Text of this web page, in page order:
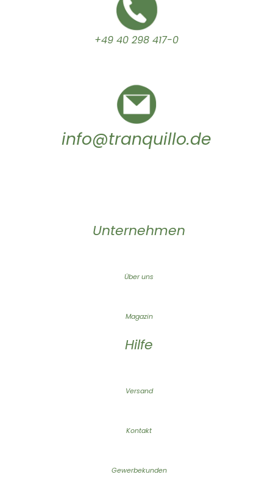
+49 40 298 417-0
info@tranquillo.de
Unternehmen
Über uns
Magazin
Hilfe
Versand
Kontakt
Gewerbekunden